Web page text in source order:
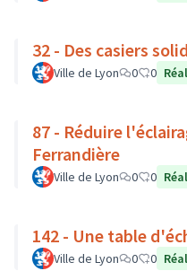
32 - Des casiers
Ville de Lyon 0 0
87 - Réduire
Ferrandière
Ville de Lyon 0 0
142 - Une table
Ville de Lyon 0 0